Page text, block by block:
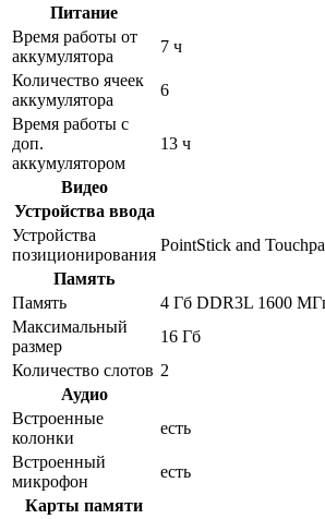
Питание
Время работы от
аккумулятора
7 ч
Количество ячеек
аккумулятора
6
Время работы с
доп.
аккумулятором
13 ч
Видео
Устройства ввода
Устройства
позиционирования
PointStick and
Память
Память
4 Гб DDR3L 1600
Максимальный
размер
16 Гб
Количество слотов 2
Аудио
Встроенные
колонки
есть
Встроенный
микрофон
есть
Карты памяти